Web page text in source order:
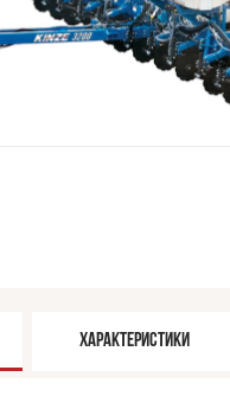
ХАРАКТЕРИСТИКИ